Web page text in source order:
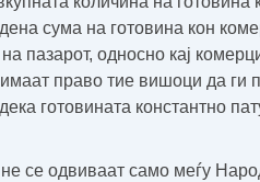
сума на готовина кон
пазарот, односно кај
право тие вишоци да ги
готовината константно
се одвиваат само меѓу